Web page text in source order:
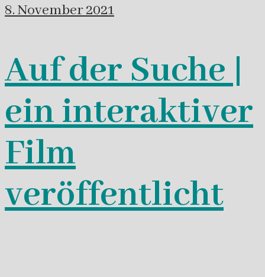
8. November 2021
Auf der Suche |
ein interaktiver
Film
veröffentlicht